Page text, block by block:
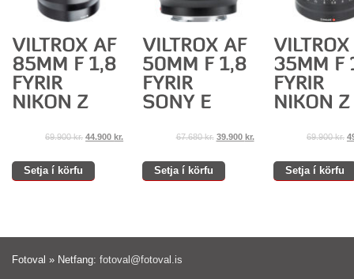
69.900kr. 44.900kr.
Setja í körfu
67.680kr. 39.900 kr.
Setja í körfu
69.900kr.
Setja í körfu
Fotoval » Netfang: fotoval@fotoval.is